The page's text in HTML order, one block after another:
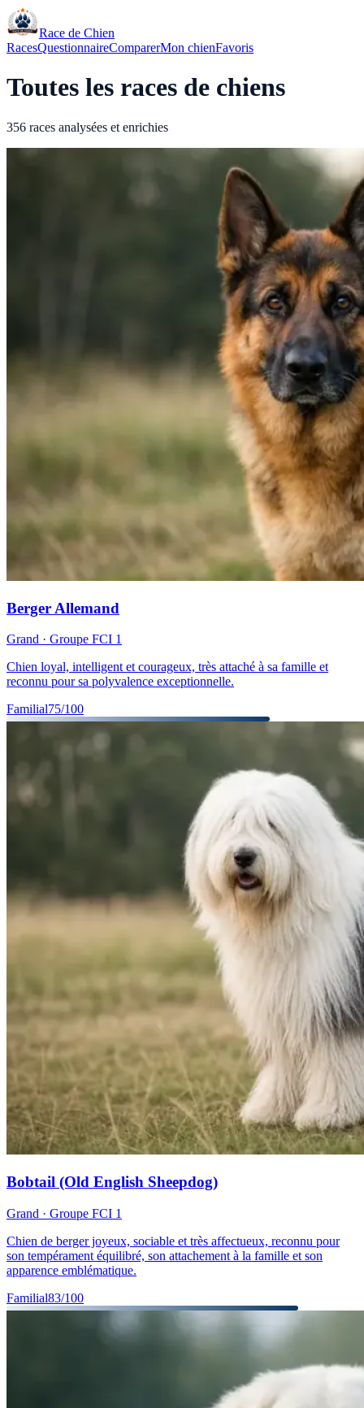
Race de Chien
RacesQuestionnaireComparerMon chienFavoris
Toutes les races de chiens
356 races analysées et enrichies
Berger Allemand
Grand · Groupe FCI 1
Chien loyal, intelligent et courageux, très attaché à sa famille et
reconnu pour sa polyvalence exceptionnelle.
Familial75/100
Bobtail (Old English Sheepdog)
Grand · Groupe FCI 1
Chien de berger joyeux, sociable et très affectueux, reconnu pour
son tempérament équilibré, son attachement à la famille et son
apparence emblématique.
Familial83/100